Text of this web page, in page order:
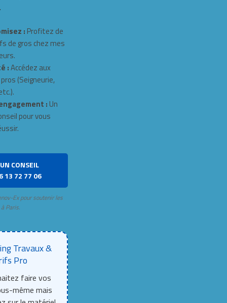
: Profitez de
de gros chez mes
:Accédez aux
(Seigneurie,
: Un
pour vous
CONSEIL
13 72 77 06
Ex pour soutenir les
Paris.
Travaux &
Pro
faire vos
même mais